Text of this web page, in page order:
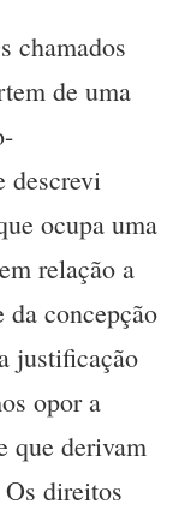
chamados
de uma
descrevi
ocupa uma
relação a
da concepção
justificação
opor a
que derivam
direitos